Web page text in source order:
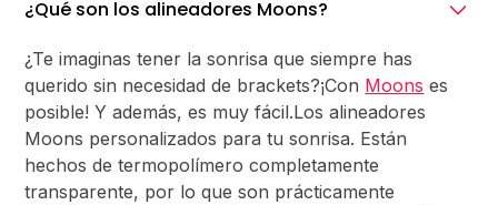
¿Qué son los alineadores Moons?
¿Te imaginas tener la sonrisa que siempre has
querido sin necesidad de brackets?¡Con Moons es
posible! Y además, es muy fácil.Los alineadores
Moons personalizados para tu sonrisa. Están
hechos de termopolímero completamente
transparente, por lo que son prácticamente